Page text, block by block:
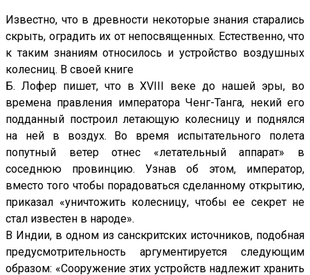
Известно, что в древности некоторые знания старались
скрыть, оградить их от непосвященных. Естественно, что
к таким знаниям относилось и устройство воздушных
колесниц. В своей книге
Б. Лофер пишет, что в XVIII веке до нашей эры, во
времена правления императора Ченг-Танга, некий его
подданный построил летающую колесницу и поднялся
на ней в воздух. Во время испытательного полета
попутный ветер отнес «летательный аппарат» в
соседнюю провинцию. Узнав об этом, император,
вместо того чтобы порадоваться сделанному открытию,
приказал «уничтожить колесницу, чтобы ее секрет не
стал известен в народе».
В Индии, в одном из санскритских источников, подобная
предусмотрительность аргументируется следующим
образом: «Сооружение этих устройств надлежит хранить